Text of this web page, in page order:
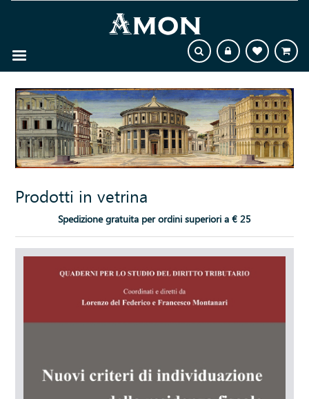
Prodotti in vetrina
Spedizione gratuita per ordini superiori a € 25